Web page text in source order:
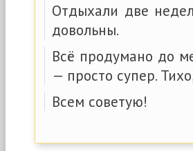
Отдыхали две
довольны.
Всё продумано до
— просто супер.
Всем советую!